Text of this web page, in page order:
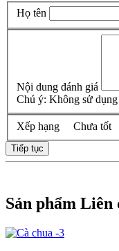
Họ tên
Nội dung đánh giá
Chú ý: Không sử
Xếp hạng Chưa tốt
Tiếp tục
Sản phẩm Liên